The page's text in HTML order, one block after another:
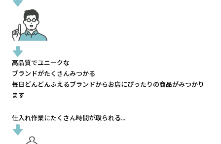
高品質でユニークな
ブランドがたくさんみつかる
毎日どんどんふえるブランドからお店にぴったりの商品がみつかり
ます
仕入れ作業にたくさん時間が取られる...